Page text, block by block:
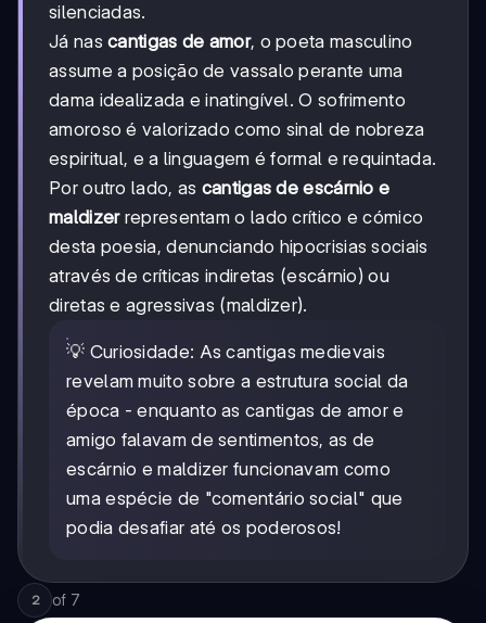
silenciadas.
Já nascantigas de amor, o poeta masculino
assume a posição de vassalo perante uma
dama idealizada e inatingível. O sofrimento
amoroso é valorizado como sinal de nobreza
espiritual, e a linguagem é formal e requintada.
Por outro lado, as cantigas de escárnio e
maldizerrepresentam o lado crítico e cómico
desta poesia, denunciando hipocrisias sociais
através de críticas indiretas (escárnio) ou
diretas e agressivas (maldizer).
💡 Curiosidade: As cantigas medievais
revelam muito sobre a estrutura social da
época - enquanto as cantigas de amor e
amigo falavam de sentimentos, as de
escárnio e maldizer funcionavam como
uma espécie de "comentário social" que
podia desafiar até os poderosos!
2 of 7